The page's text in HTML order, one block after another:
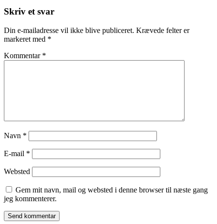
Skriv et svar
Din e-mailadresse vil ikke blive publiceret. Krævede felter er
markeret med *
Kommentar *
Navn *
E-mail *
Websted
Gem mit navn, mail og websted i denne browser til næste gang
jeg kommenterer.